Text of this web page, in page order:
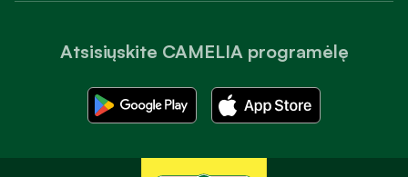
Atsisiųskite CAMELIA programėlę